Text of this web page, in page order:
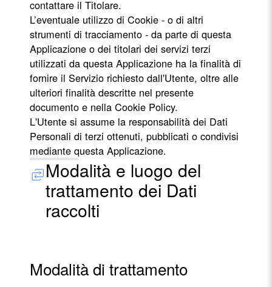
contattare il Titolare.
L’eventuale utilizzo di Cookie - o di altri
strumenti di tracciamento - da parte di questa
Applicazione o dei titolari dei servizi terzi
utilizzati da questa Applicazione ha la finalità di
fornire il Servizio richiesto dall'Utente, oltre alle
ulteriori finalità descritte nel presente
documento e nella Cookie Policy.
L'Utente si assume la responsabilità dei Dati
Personali di terzi ottenuti, pubblicati o condivisi
mediante questa Applicazione.
Modalità e luogo del
trattamento dei Dati
raccolti
Modalità di trattamento